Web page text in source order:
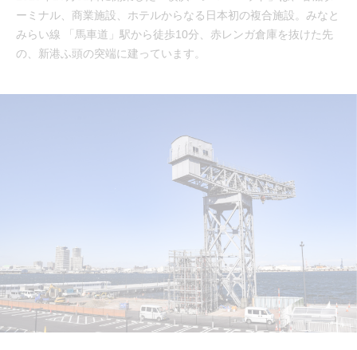
ーミナル、商業施設、ホテルからなる日本初の複合施設。みなと
みらい線 「馬車道」駅から徒歩10分、赤レンガ倉庫を抜けた先
の、新港ふ頭の突端に建っています。